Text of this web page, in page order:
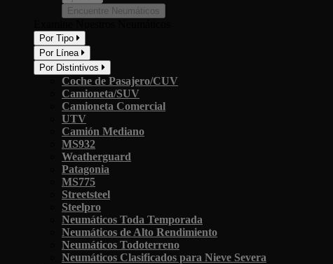
Encuentre Neumáticos
Por Tipo
Por Línea
Por Distintivos
Coche de Pasajero/CUV
Camioneta/SUV
Camioneta Comercial
UTV
Camión Mediano
MS932
Weatherguard
Patagonia
MS775
Streetsteel
Steelpro
Neumáticos Toda Temporada
Neumáticos de Alto Rendimiento
Neumáticos Todoterreno
Neumáticos Clasificados para Nieve Severa